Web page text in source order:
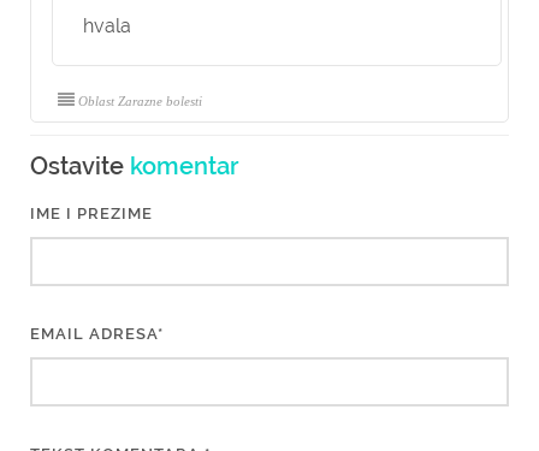
hvala
Oblast Zarazne bolesti
Ostavite komentar
IME I PREZIME
EMAIL ADRESA*